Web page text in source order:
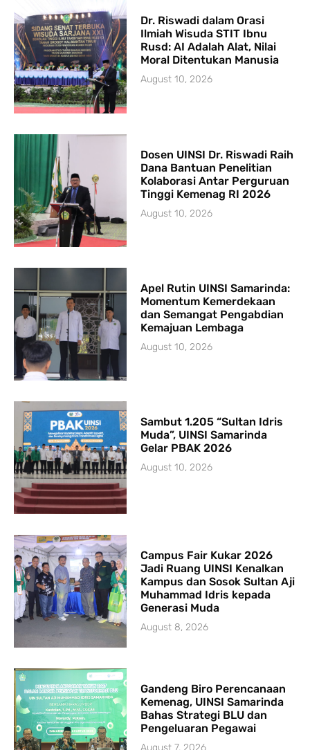
Dr. Riswadi dalam Orasi
Ilmiah Wisuda STIT Ibnu
Rusd: AI Adalah Alat, Nilai
Moral Ditentukan Manusia
August 10, 2026
Dosen UINSI Dr. Riswadi Raih
Dana Bantuan Penelitian
Kolaborasi Antar Perguruan
Tinggi Kemenag RI 2026
August 10, 2026
Apel Rutin UINSI Samarinda:
Momentum Kemerdekaan
dan Semangat Pengabdian
Kemajuan Lembaga
August 10, 2026
Sambut 1.205 “Sultan Idris
Muda”, UINSI Samarinda
Gelar PBAK 2026
August 10, 2026
Campus Fair Kukar 2026
Jadi Ruang UINSI Kenalkan
Kampus dan Sosok Sultan Aji
Muhammad Idris kepada
Generasi Muda
August 8, 2026
Gandeng Biro Perencanaan
Kemenag, UINSI Samarinda
Bahas Strategi BLU dan
Pengeluaran Pegawai